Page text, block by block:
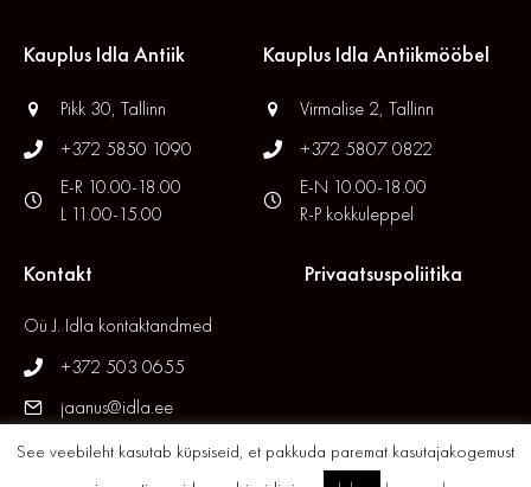
Kauplus Idla Antiik
Pikk 30, Tallinn
+372 5850 1090
E-R 10.00-18.00
L 11.00-15.00
Kauplus Idla Antiikmööbel
Virmalise 2, Tallinn
+372 5807 0822
E-N 10.00-18.00
R-P kokkuleppel
Kontakt
Oü J. Idla kontaktandmed
+372 503 0655
jaanus@idla.ee
Privaatsuspoliitika
See veebileht kasutab küpsiseid, et pakkuda paremat kasutajakogemust